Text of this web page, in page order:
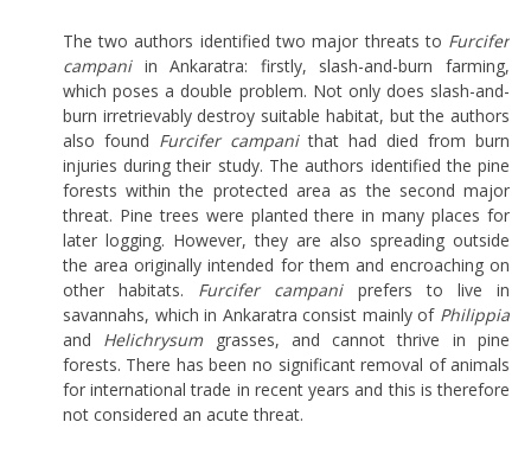
The two authors identified two major threats to Furcifer
campaniin Ankaratra: firstly, slash-and-burn farming,
which poses a double problem. Not only does slash-and-
burn irretrievably destroy suitable habitat, but the authors
also found Furcifer campanithat had died from burn
injuries during their study. The authors identified the pine
forests within the protected area as the second major
threat. Pine trees were planted there in many places for
later logging. However, they are also spreading outside
the area originally intended for them and encroaching on
other habitats. Furcifer campaniprefers to live in
savannahs, which in Ankaratra consist mainly of Philippia
and Helichrysumgrasses, and cannot thrive in pine
forests. There has been no significant removal of animals
for international trade in recent years and this is therefore
not considered an acute threat.